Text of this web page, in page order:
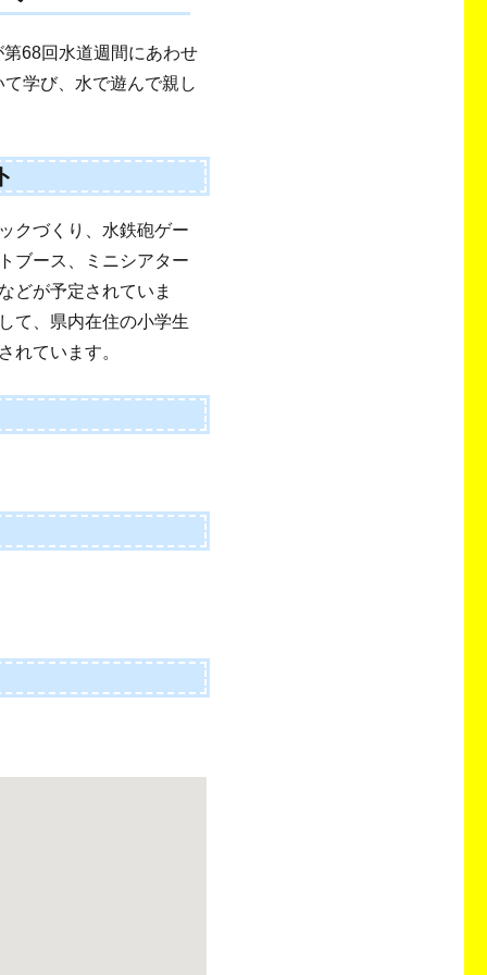
68回水道週間にあわせ
学び、水で遊んで親し
クづくり、水鉄砲ゲー
ブース、ミニシアター
どが予定されていま
て、県内在住の小学生
れています。